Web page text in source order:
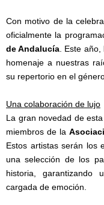
Con motivo de la
oficialmente la
de Andalucía . Este
homenaje a nuestras
su repertorio en el
Una colaboración de lujo
La gran novedad de
miembros de la
Estos artistas serán los
una selección de los
historia,
cargada de emoción.